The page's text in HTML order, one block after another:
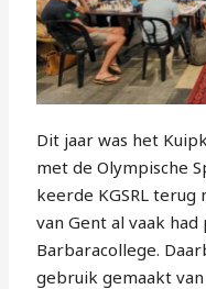
Dit jaar was het
met de Olympische
keerde KGSRL
van Gent al vaak
Barbaracollege.
gebruik gemaakt